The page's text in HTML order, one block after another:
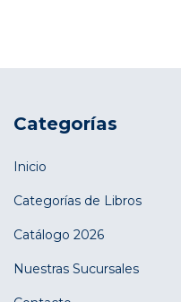
Categorías
Inicio
Categorías de Libros
Catálogo 2026
Nuestras Sucursales